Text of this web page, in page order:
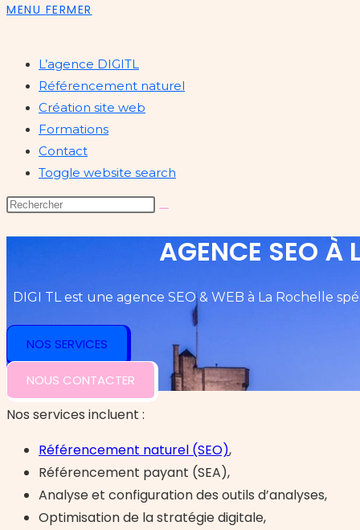
MENU FERMER
L’agence DIGITL
Référencement naturel
Création site web
Formations
Contact
Toggle website search
AGENCE SEO À
DIGI TL est une agence SEO & WEB à La Rochelle
NOS SERVICES
NOUS CONTACTER
Nos services incluent :
Référencement naturel (SEO),
Référencement payant (SEA),
Analyse et configuration des outils d’analyses,
Optimisation de la stratégie digitale,